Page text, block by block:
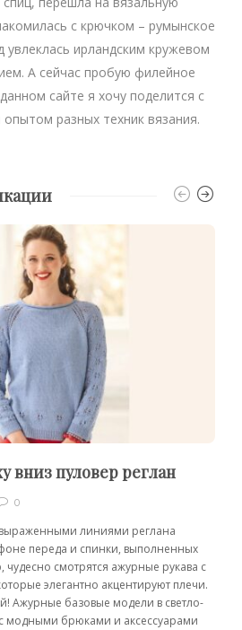
с крючком – румынское
увлеклась ирландским кружевом
А сейчас пробую филейное
сайте я хочу поделится с
разных техник вязания.
вниз пуловер реглан
0
линиями реглана
переда и спинки, выполненных
чудесно смотрятся ажурные рукава с
элегантно акцентируют плечи.
Ажурные базовые модели в светло-
модными брюками и аксессуарами